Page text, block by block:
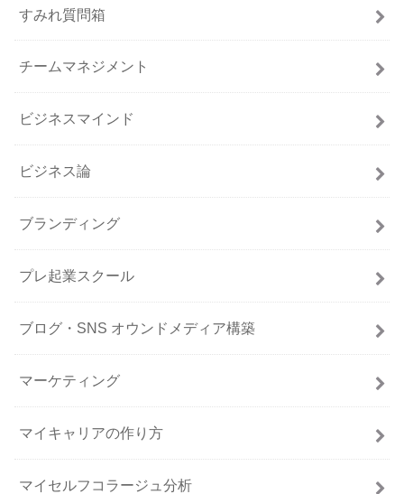
すみれ質問箱
チームマネジメント
ビジネスマインド
ビジネス論
ブランディング
プレ起業スクール
ブログ・SNS オウンドメディア構築
マーケティング
マイキャリアの作り方
マイセルフコラージュ分析